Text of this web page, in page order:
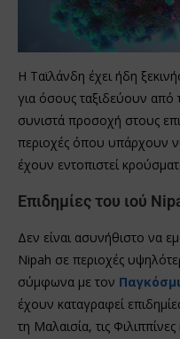
Η Ταϊλάνδη έχει ήδη
για όσους ταξιδεύουν από
συνιστά προσοχή στους
περιοχές όπου υπάρχουν
έχουν εντοπιστεί
Επιδημίες του ιού
Δεν είναι ασυνήθιστο να
Nipah σε περιοχές
σύμφωνα με τον
έχουν καταγραφεί
τη Μαλαισία, τις